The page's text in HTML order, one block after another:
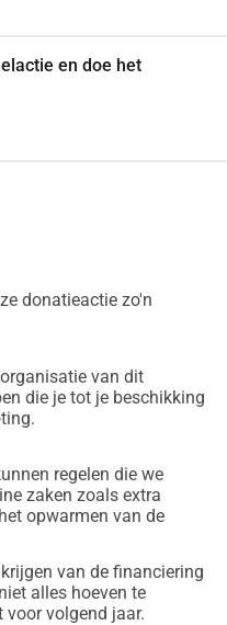
en doe het
donatieactie zo'n
van dit
die je tot je beschikking
regelen die we
zaken zoals extra
opwarmen van de
van de financiering
alles hoeven te
voor volgend jaar.